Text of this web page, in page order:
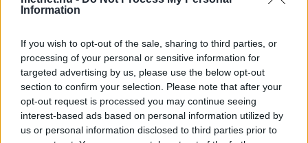
Information
If you wish to opt-out of the sale, sharing to third parties, or
processing of your personal or sensitive information for
targeted advertising by us, please use the below opt-out
section to confirm your selection. Please note that after your
opt-out request is processed you may continue seeing
interest-based ads based on personal information utilized by
us or personal information disclosed to third parties prior to
Ekvivalens potenciális
hőmérséklet